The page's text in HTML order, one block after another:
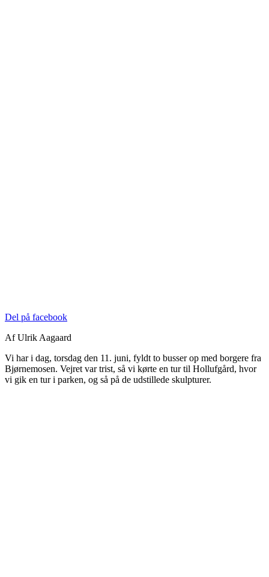
Del på facebook
Af Ulrik Aagaard
Vi har i dag, torsdag den 11. juni, fyldt to busser op med borgere fra
Bjørnemosen. Vejret var trist, så vi kørte en tur til Hollufgård, hvor
vi gik en tur i parken, og så på de udstillede skulpturer.